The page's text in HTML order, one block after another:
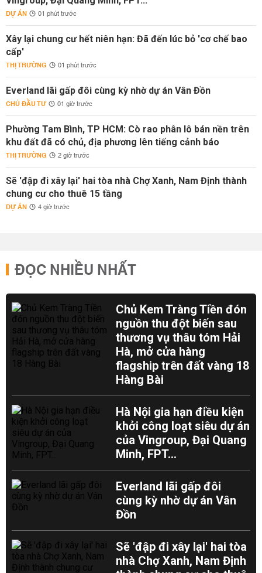
DỰ ÁN 01 phút trước
Xây lại chung cư hết niên hạn: Đã đến lúc bỏ 'cơ chế bao
cấp'
THỊ TRƯỜNG 01 phút trước
Everland lãi gấp đôi cùng kỳ nhờ dự án Vân Đồn
CHỦ ĐẦU TƯ 01 giờ trước
Phường Tam Bình, TP HCM: Cò rao phân lô bán nền trên
khu đất đã có chủ, địa phương lên tiếng cảnh báo
THỊ TRƯỜNG 2 giờ trước
Sẽ 'đập đi xây lại' hai tòa nhà Chợ Xanh, Nam Định thành
chung cư cho thuê 15 tầng
DỰ ÁN 4 giờ trước
ĐỌC NHIỀU NHẤT
Chủ Kem Tràng Tiền đón
nguồn thu đột biến sau
thương vụ thâu tóm Hải
Hà, mở cửa hàng
flagship trên đất vàng 18
Hàng Bài
Hà Nội gia hạn điều kiện
khởi công loạt siêu dự án
của Vingroup, Đại Quang
Minh, FPT...
Everland lãi gấp đôi
cùng kỳ nhờ dự án Vân
Đồn
Sẽ 'đập đi xây lại' hai tòa
nhà Chợ Xanh, Nam Định